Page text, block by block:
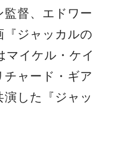
督、エドワー
『ジャッカルの
マイケル・ケイ
チャード・ギア
した『ジャッ